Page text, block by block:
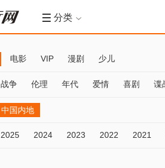
分类
电影 VIP 漫剧 少儿
战争 伦理 年代 爱情 喜剧 谍
中国内地
2025 2024 2023 2022 2021